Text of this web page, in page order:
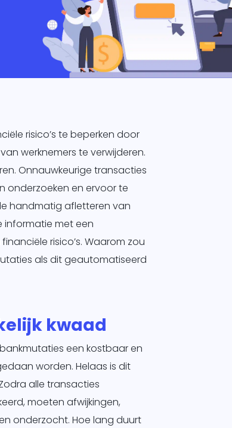
risico’s te beperken door
werknemers te verwijderen.
Onnauwkeurige transacties
onderzoeken en ervoor te
handmatig afletteren van
informatie met een
risico’s. Waarom zou
als dit geautomatiseerd
kwaad
een kostbaar en
worden. Helaas is dit
alle transacties
moeten afwijkingen,
onderzocht. Hoe lang duurt